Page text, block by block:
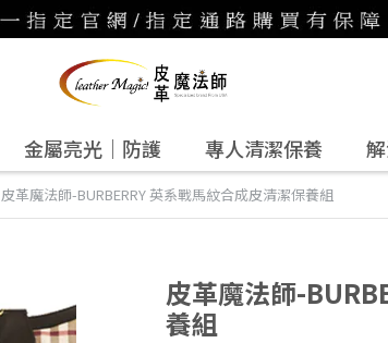
金屬亮光｜防護 專人清潔保養
皮革魔法師-BURBERRY 英系戰馬紋合成皮清潔保養組
皮革魔法師-
養組